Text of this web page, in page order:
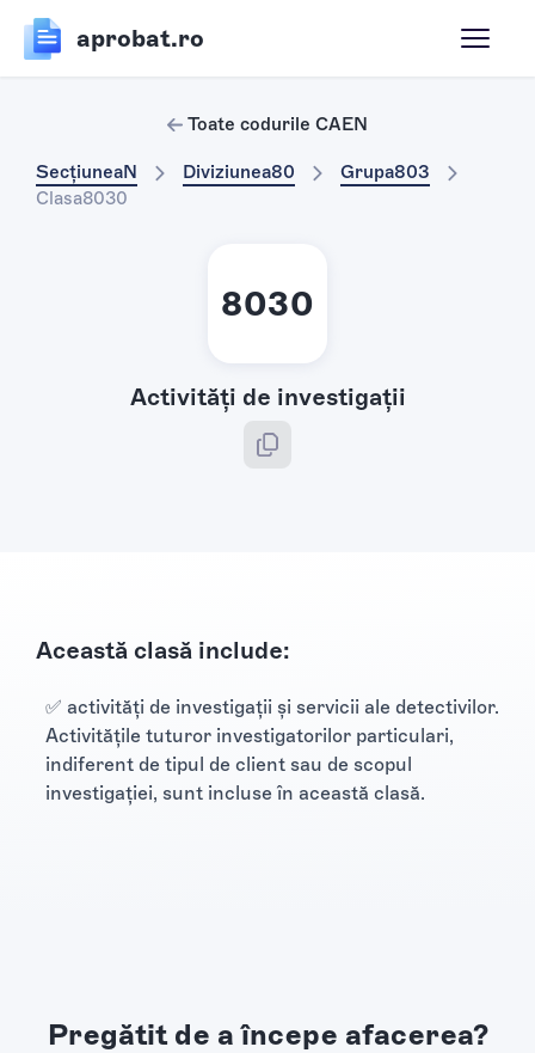
aprobat.ro
Toate codurile CAEN
SecțiuneaN Diviziunea80 Grupa803
Clasa8030
8030
Activităţi de investigaţii
Această clasă include:
✅ activităţi de investigaţii şi servicii ale detectivilor.
Activităţile tuturor investigatorilor particulari,
indiferent de tipul de client sau de scopul
investigaţiei, sunt incluse în această clasă.
Pregătit de a începe afacerea?